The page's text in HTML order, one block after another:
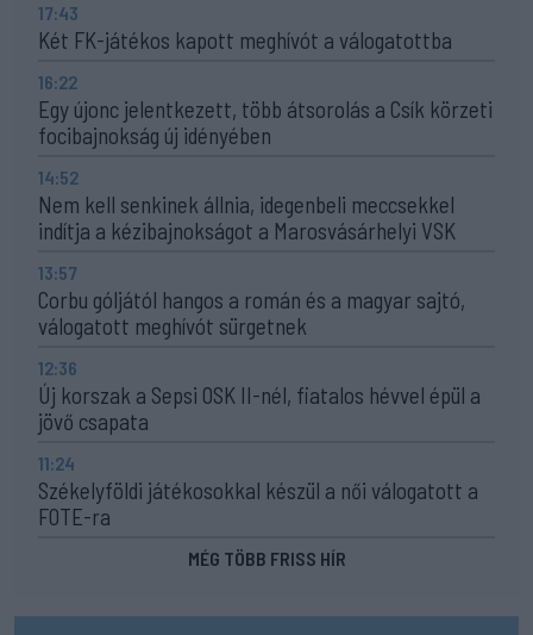
17:43
Két FK-játékos kapott meghívót a válogatottba
16:22
Egy újonc jelentkezett, több átsorolás a Csík körzeti
focibajnokság új idényében
14:52
Nem kell senkinek állnia, idegenbeli meccsekkel
indítja a kézibajnokságot a Marosvásárhelyi VSK
13:57
Corbu góljától hangos a román és a magyar sajtó,
válogatott meghívót sürgetnek
12:36
Új korszak a Sepsi OSK II-nél, fiatalos hévvel épül a
jövő csapata
11:24
Székelyföldi játékosokkal készül a női válogatott a
FOTE-ra
MÉG TÖBB FRISS HÍR